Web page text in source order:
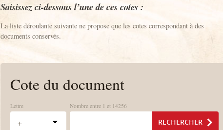
Saisissez ci-dessous l’une de ces cotes :
La liste déroulante suivante ne propose que les cotes correspondant à des
documents conservés.
Cote du document
Lettre Nombre entre 1 et 14256